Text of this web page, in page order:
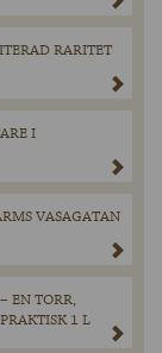
RARITET
I
VASAGATAN
EN TORR,
1 L